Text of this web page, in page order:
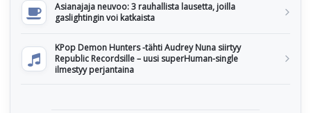
Asianajaja neuvoo: 3 rauhallista lausetta, joilla
gaslightingin voi katkaista
KPop Demon Hunters -tähti Audrey Nuna siirtyy
Republic Recordsille – uusi superHuman-single
ilmestyy perjantaina